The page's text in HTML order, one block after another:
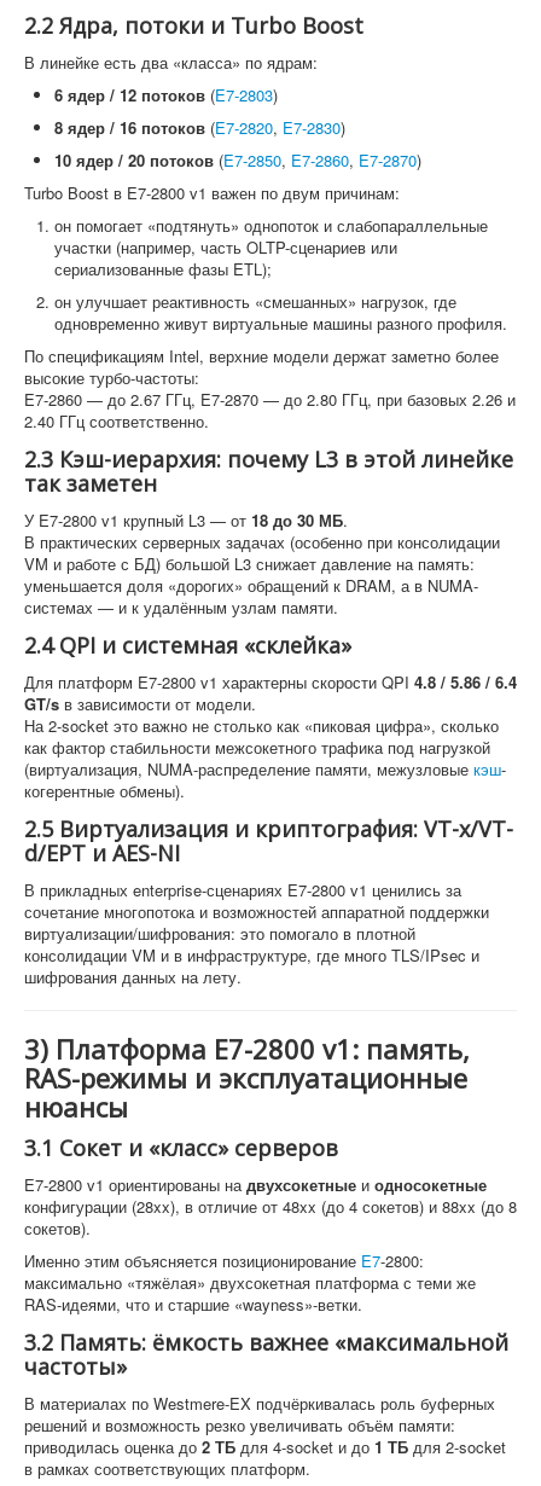
2.2 Ядра, потоки и Turbo Boost
В линейке есть два «класса» по ядрам:
6 ядер / 12 потоков (E7-2803)
8 ядер / 16 потоков (E7-2820, E7-2830)
10 ядер / 20 потоков (E7-2850, E7-2860, E7-2870)
Turbo Boost в E7-2800 v1 важен по двум причинам:
он помогает «подтянуть» однопоток и слабопараллельные
участки (например, часть OLTP-сценариев или
сериализованные фазы ETL);
он улучшает реактивность «смешанных» нагрузок, где
одновременно живут виртуальные машины разного профиля.
По спецификациям Intel, верхние модели держат заметно более
высокие турбо-частоты:
E7-2860 — до 2.67 ГГц, E7-2870 — до 2.80 ГГц, при базовых 2.26 и
2.40 ГГц соответственно.
2.3 Кэш-иерархия: почему L3 в этой линейке
так заметен
У E7-2800 v1 крупный L3 — от 18 до 30 МБ.
В практических серверных задачах (особенно при консолидации
VM и работе с БД) большой L3 снижает давление на память:
уменьшается доля «дорогих» обращений к DRAM, а в NUMA-
системах — и к удалённым узлам памяти.
2.4 QPI и системная «склейка»
Для платформ E7-2800 v1 характерны скорости QPI 4.8 / 5.86 / 6.4
GT/s в зависимости от модели.
На 2-socket это важно не столько как «пиковая цифра», сколько
как фактор стабильности межсокетного трафика под нагрузкой
(виртуализация, NUMA-распределение памяти, межузловые кэш-
когерентные обмены).
2.5 Виртуализация и криптография: VT-x/VT-
d/EPT и AES-NI
В прикладных enterprise-сценариях E7-2800 v1 ценились за
сочетание многопотока и возможностей аппаратной поддержки
виртуализации/шифрования: это помогало в плотной
консолидации VM и в инфраструктуре, где много TLS/IPsec и
шифрования данных на лету.
3) Платформа E7-2800 v1: память,
RAS-режимы и эксплуатационные
нюансы
3.1 Сокет и «класс» серверов
E7-2800 v1 ориентированы на двухсокетные и односокетные
конфигурации (28xx), в отличие от 48xx (до 4 сокетов) и 88xx (до 8
сокетов).
Именно этим объясняется позиционирование E7-2800:
максимально «тяжёлая» двухсокетная платформа с теми же
RAS-идеями, что и старшие «wayness»-ветки.
3.2 Память: ёмкость важнее «максимальной
частоты»
В материалах по Westmere-EX подчёркивалась роль буферных
решений и возможность резко увеличивать объём памяти:
приводилась оценка до 2 ТБ для 4-socket и до 1 ТБ для 2-socket
в рамках соответствующих платформ.